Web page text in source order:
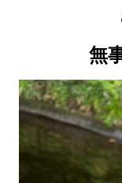
無